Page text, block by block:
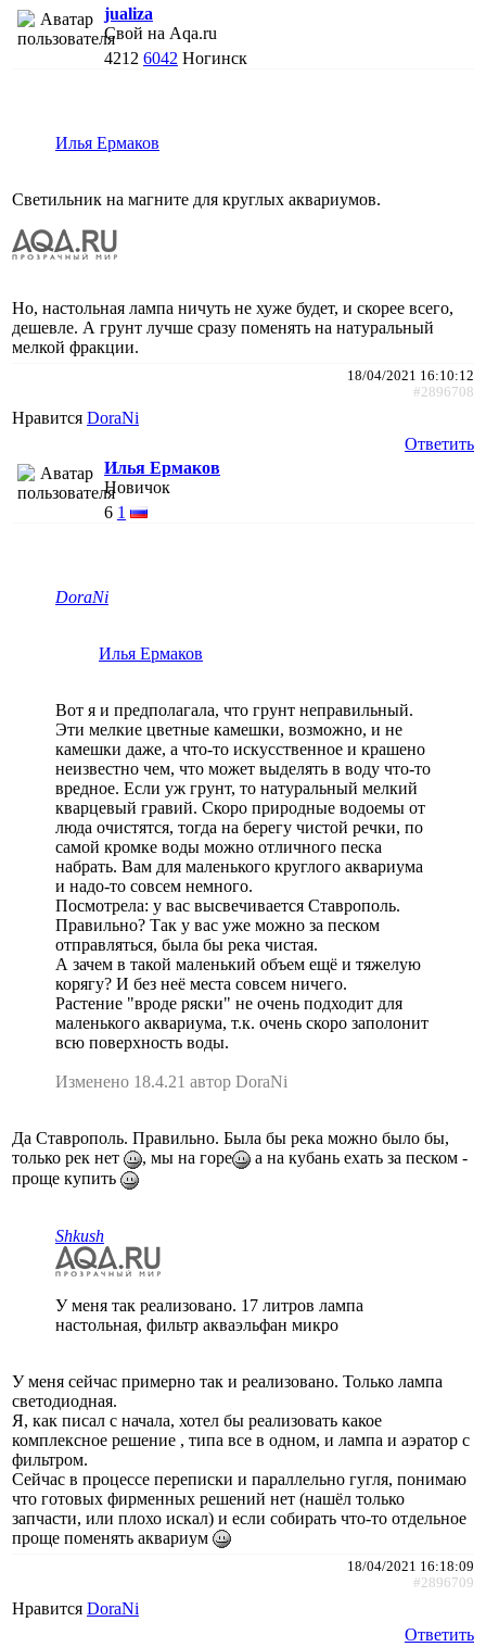
jualiza
Свой на Aqa.ru
4212 6042 Ногинск
Илья Ермаков
Светильник на магните для круглых аквариумов.
Но, настольная лампа ничуть не хуже будет, и скорее всего,
дешевле. А грунт лучше сразу поменять на натуральный
мелкой фракции.
18/04/2021 16:10:12
#2896708
Нравится DoraNi
Ответить
Илья Ермаков
Новичок
6 1
DoraNi
Илья Ермаков
Вот я и предполагала, что грунт неправильный.
Эти мелкие цветные камешки, возможно, и не
камешки даже, а что-то искусственное и крашено
неизвестно чем, что может выделять в воду что-то
вредное. Если уж грунт, то натуральный мелкий
кварцевый гравий. Скоро природные водоемы от
люда очистятся, тогда на берегу чистой речки, по
самой кромке воды можно отличного песка
набрать. Вам для маленького круглого аквариума
и надо-то совсем немного.
Посмотрела: у вас высвечивается Ставрополь.
Правильно? Так у вас уже можно за песком
отправляться, была бы река чистая.
А зачем в такой маленький объем ещё и тяжелую
корягу? И без неё места совсем ничего.
Растение "вроде ряски" не очень подходит для
маленького аквариума, т.к. очень скоро заполонит
всю поверхность воды.
Изменено 18.4.21 автор DoraNi
Да Ставрополь. Правильно. Была бы река можно было бы,
только рек нет
, мы на горе
а на кубань ехать за песком -
проще купить
Shkush
У меня так реализовано. 17 литров лампа
настольная, фильтр акваэльфан микро
У меня сейчас примерно так и реализовано. Только лампа
светодиодная.
Я, как писал с начала, хотел бы реализовать какое
комплексное решение , типа все в одном, и лампа и аэратор с
фильтром.
Сейчас в процессе переписки и параллельно гугля, понимаю
что готовых фирменных решений нет (нашёл только
запчасти, или плохо искал) и если собирать что-то отдельное
проще поменять аквариум
18/04/2021 16:18:09
#2896709
Нравится DoraNi
Ответить